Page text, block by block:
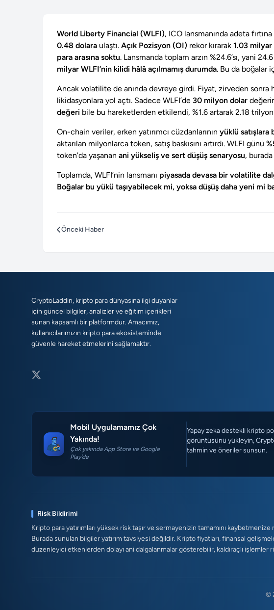
World Liberty Financial (WLFI), ICO lansmanında adeta
0.48 dolara ulaştı. Açık Pozisyon (OI) rekor kırarak 1.03 milyar
para arasına soktu. Lansmanda toplam arzın %24.6’sı, yani
milyar WLFI’nin kilidi hâlâ açılmamış durumda. Bu da boğalar
Ancak volatilite de anında devreye girdi. Fiyat, zirveden sonra
likidasyonlara yol açtı. Sadece WLFI’de 30 milyon dolar
değeri bile bu hareketlerden etkilendi, %1.6 artarak 2.18
On-chain veriler, erken yatırımcı cüzdanlarının yüklü satışlara
aktarılan milyonlarca token, satış baskısını artırdı. WLFI günü
token'da yaşanan ani yükseliş ve sert düşüş senaryosu,
Toplamda, WLFI’nin lansmanı piyasada devasa bir volatilite
Boğalar bu yükü taşıyabilecek mi, yoksa düşüş daha yeni mi
Önceki Haber
CryptoLaddin, kripto para dünyasına ilgi duyanlar
için güncel bilgiler, analizler ve eğitim içerikleri
sunan kapsamlı bir platformdur. Amacımız,
kullanıcılarımızın kripto para ekosisteminde
güvenle hareket etmelerini sağlamaktır.
Mobil Uygulamamız Çok
Yakında!
Çok yakında App Store ve Google
Play'de
Yapay zeka destekli kripto
görüntüsünü yükleyin,
tahmin ve öneriler sunsun.
Risk Bildirimi
Kripto para yatırımları yüksek risk taşır ve sermayenizin tamamını kaybetmenize
Burada sunulan bilgiler yatırım tavsiyesi değildir. Kripto fiyatları, finansal
düzenleyici etkenlerden dolayı ani dalgalanmalar gösterebilir, kaldıraçlı işlemler
©